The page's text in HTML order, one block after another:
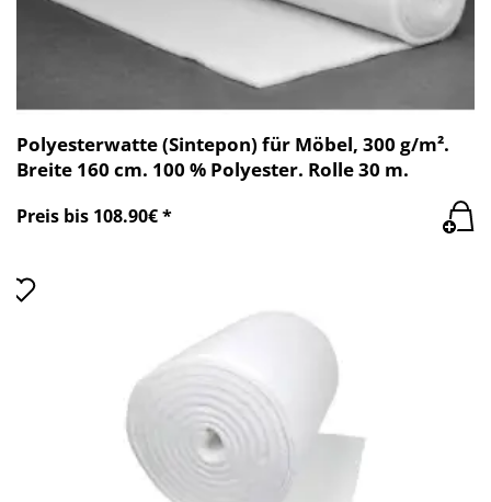
Polyesterwatte (Sintepon) für Möbel, 300 g/m².
Breite 160 cm. 100 % Polyester. Rolle 30 m.
Preis bis 108.90€ *